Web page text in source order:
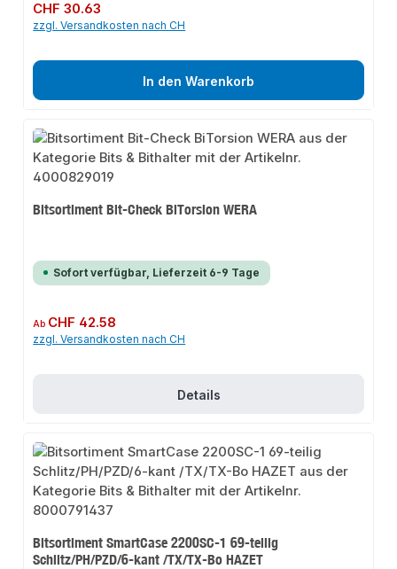
Regulärer Preis:
CHF 30.63
zzgl. Versandkosten nach CH
In den Warenkorb
Bitsortiment Bit-Check BiTorsion WERA
Sofort verfügbar, Lieferzeit 6-9 Tage
Regulärer Preis:
Ab CHF 42.58
zzgl. Versandkosten nach CH
Details
Bitsortiment SmartCase 2200SC-1 69-teilig
Schlitz/PH/PZD/6-kant /TX/TX-Bo HAZET